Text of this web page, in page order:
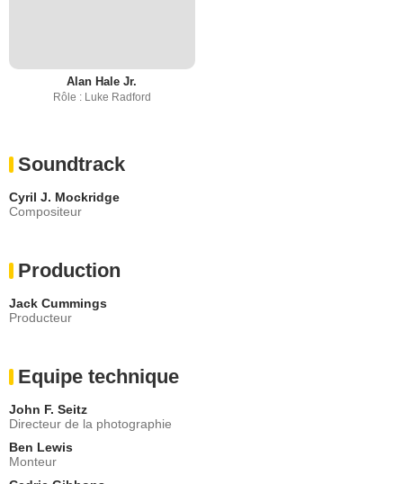
Alan Hale Jr.
Rôle : Luke Radford
Soundtrack
Cyril J. Mockridge
Compositeur
Production
Jack Cummings
Producteur
Equipe technique
John F. Seitz
Directeur de la photographie
Ben Lewis
Monteur